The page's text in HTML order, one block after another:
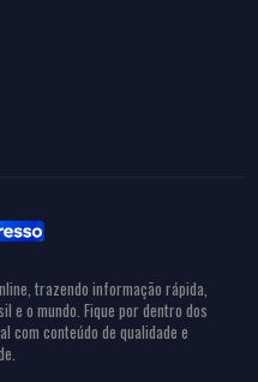
trazendo informação rápida,
e o mundo. Fique por dentro dos
com conteúdo de qualidade e